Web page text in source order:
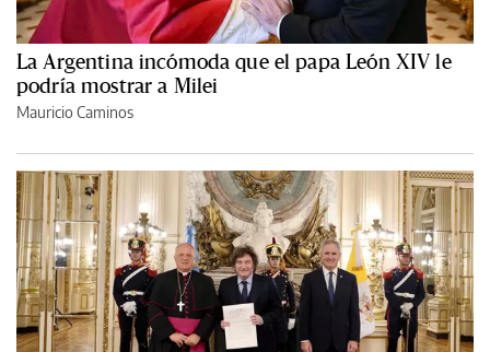
La Argentina incómoda que el papa León XIV le
podría mostrar a Milei
Mauricio Caminos